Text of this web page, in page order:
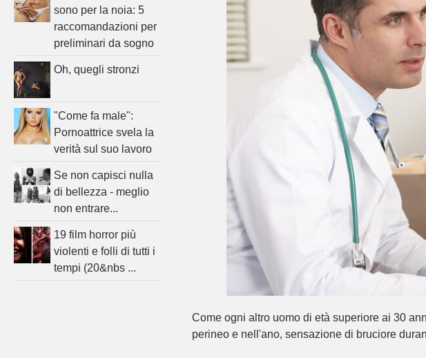
sono per la noia: 5
raccomandazioni per
preliminari da sogno
Oh, quegli stronzi
"Come fa male":
Pornoattrice svela la
verità sul suo lavoro
Se non capisci nulla
di bellezza - meglio
non entrare...
19 film horror più
violenti e folli di tutti i
tempi (20&nbs ...
Come ogni altro uomo di età superiore ai 30
perineo e nell'ano, sensazione di bruciore